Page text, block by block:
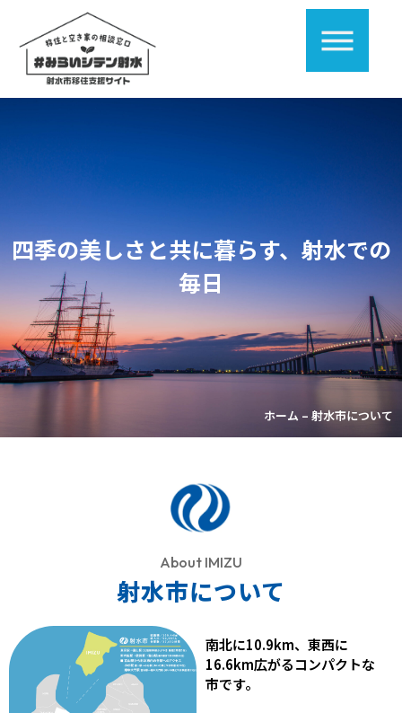
四季の美しさと共に暮らす、射水での
毎日
ホーム – 射水市について
About IMIZU
射水市について
南北に10.9km、東西に
16.6km広がるコンパクトな
市です。